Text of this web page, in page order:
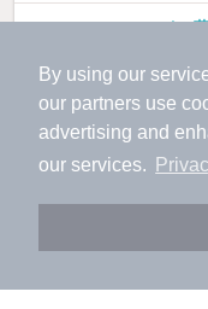
By using our
our partners use
advertising and
our services.
アプリに切り替
会員登録なしで
ハイツ